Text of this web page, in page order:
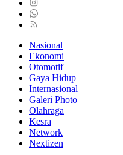
Nasional
Ekonomi
Otomotif
Gaya Hidup
Internasional
Galeri Photo
Olahraga
Kesra
Network
Nextizen